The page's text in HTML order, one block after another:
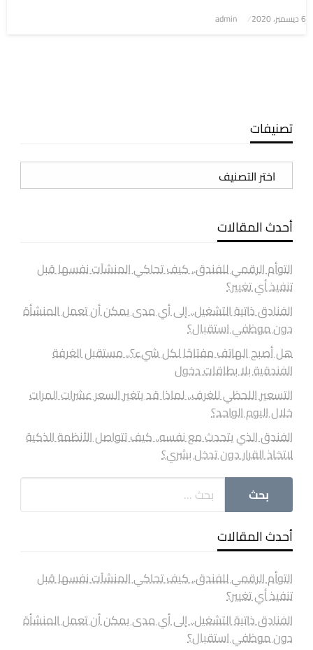
نُشر
6 ديسمبر، 2020 admin
تصنيفات
تصنيفات
أحدث المقالات
التوأم الرقمي للفندق.. كيف تحاكي المنشآت نفسها قبل
تنفيذ أي تغيير؟
الفنادق ذاتية التشغيل.. إلى أي مدى يمكن أن تعمل المنشأة
دون موظفي استقبال؟
هل أصبح الهاتف مفتاحًا لكل شيء؟.. مستقبل الغرفة
الفندقية بلا بطاقات دخول
التسعير اللحظي للغرف.. لماذا قد يتغير السعر عشرات المرات
خلال اليوم الواحد؟
الفندق الذي يتحدث مع نفسه.. كيف تتواصل الأنظمة الذكية
لاتخاذ القرار دون تدخل بشري؟
أحدث المقالات
التوأم الرقمي للفندق.. كيف تحاكي المنشآت نفسها قبل
تنفيذ أي تغيير؟
الفنادق ذاتية التشغيل.. إلى أي مدى يمكن أن تعمل المنشأة
دون موظفي استقبال؟